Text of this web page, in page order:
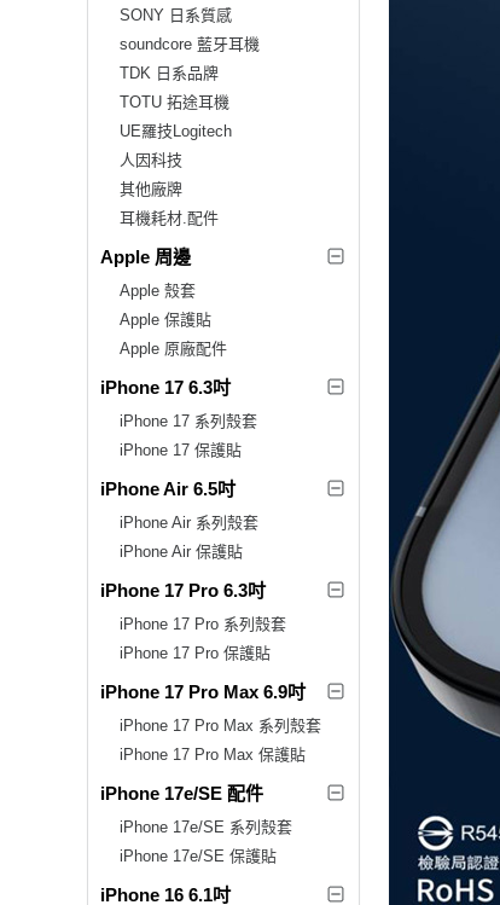
SONY 日系質感
soundcore 藍牙耳機
TDK 日系品牌
TOTU 拓途耳機
UE羅技Logitech
人因科技
其他廠牌
耳機耗材.配件
Apple 周邊
Apple 殼套
Apple 保護貼
Apple 原廠配件
iPhone 17 6.3吋
iPhone 17 系列殼套
iPhone 17 保護貼
iPhone Air 6.5吋
iPhone Air 系列殼套
iPhone Air 保護貼
iPhone 17 Pro 6.3吋
iPhone 17 Pro 系列殼套
iPhone 17 Pro 保護貼
iPhone 17 Pro Max 6.9吋
iPhone 17 Pro Max 系列殼套
iPhone 17 Pro Max 保護貼
iPhone 17e/SE 配件
iPhone 17e/SE 系列殼套
iPhone 17e/SE 保護貼
iPhone 16 6.1吋